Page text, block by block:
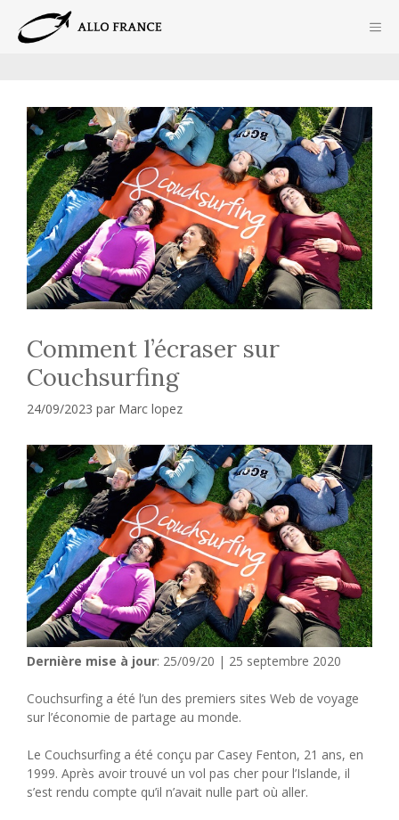
contenu
Comment l’écraser sur
Couchsurfing
24/09/2023 par Marc lopez
Dernière mise à jour: 25/09/20 | 25 septembre 2020
Couchsurfing a été l’un des premiers sites Web de voyage
sur l’économie de partage au monde.
Le Couchsurfing a été conçu par Casey Fenton, 21 ans, en
1999. Après avoir trouvé un vol pas cher pour l’Islande, il
s’est rendu compte qu’il n’avait nulle part où aller.